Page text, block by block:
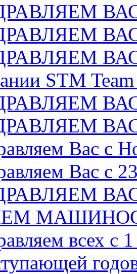
STM Team
Вас с
Вас c
всех с